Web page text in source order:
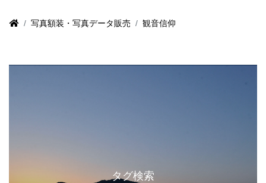
写真額装・写真データ販売 観音信仰
タグ検索